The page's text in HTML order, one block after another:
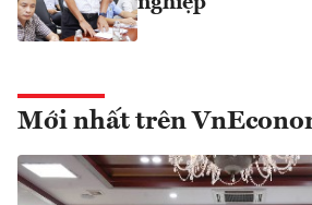
Mới nhất trên